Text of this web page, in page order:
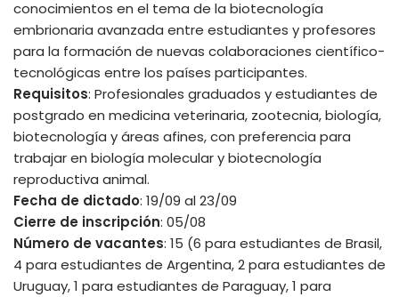
conocimientos en el tema de la biotecnología
embrionaria avanzada entre estudiantes y profesores
para la formación de nuevas colaboraciones científico-
tecnológicas entre los países participantes.
Requisitos: Profesionales graduados y estudiantes de
postgrado en medicina veterinaria, zootecnia, biología,
biotecnología y áreas afines, con preferencia para
trabajar en biología molecular y biotecnología
reproductiva animal.
Fecha de dictado: 19/09 al 23/09
Cierre de inscripción: 05/08
Número de vacantes: 15 (6 para estudiantes de Brasil,
4 para estudiantes de Argentina, 2 para estudiantes de
Uruguay, 1 para estudiantes de Paraguay, 1 para